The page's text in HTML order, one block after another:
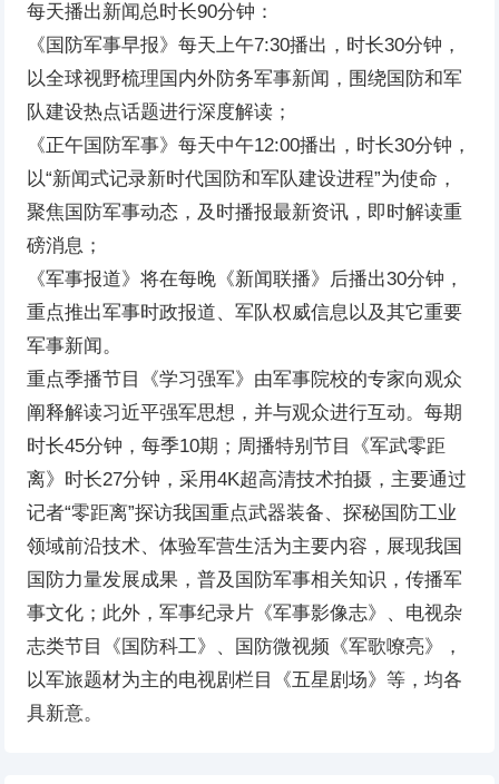
每天播出新闻总时长90分钟：
《国防军事早报》每天上午7:30播出，时长30分钟，
以全球视野梳理国内外防务军事新闻，围绕国防和军
队建设热点话题进行深度解读；
《正午国防军事》每天中午12:00播出，时长30分钟，
以“新闻式记录新时代国防和军队建设进程”为使命，
聚焦国防军事动态，及时播报最新资讯，即时解读重
磅消息；
《军事报道》将在每晚《新闻联播》后播出30分钟，
重点推出军事时政报道、军队权威信息以及其它重要
军事新闻。
重点季播节目《学习强军》由军事院校的专家向观众
阐释解读习近平强军思想，并与观众进行互动。每期
时长45分钟，每季10期；周播特别节目《军武零距
离》时长27分钟，采用4K超高清技术拍摄，主要通过
记者“零距离”探访我国重点武器装备、探秘国防工业
领域前沿技术、体验军营生活为主要内容，展现我国
国防力量发展成果，普及国防军事相关知识，传播军
事文化；此外，军事纪录片《军事影像志》、电视杂
志类节目《国防科工》、国防微视频《军歌嘹亮》，
以军旅题材为主的电视剧栏目《五星剧场》等，均各
具新意。